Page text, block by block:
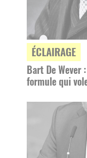
ÉCLAIRAGE
Bart De Wever
formule qui